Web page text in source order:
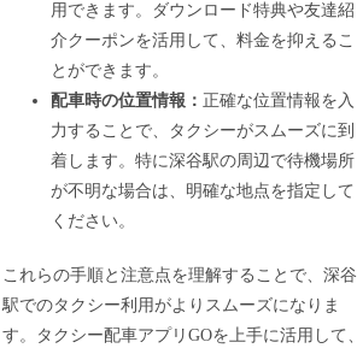
用できます。ダウンロード特典や友達紹
介クーポンを活用して、料金を抑えるこ
とができます。
配車時の位置情報： 正確な位置情報を入
力することで、タクシーがスムーズに到
着します。特に深谷駅の周辺で待機場所
が不明な場合は、明確な地点を指定して
ください。
これらの手順と注意点を理解することで、深谷
駅でのタクシー利用がよりスムーズになりま
す。タクシー配車アプリGOを上手に活用して、